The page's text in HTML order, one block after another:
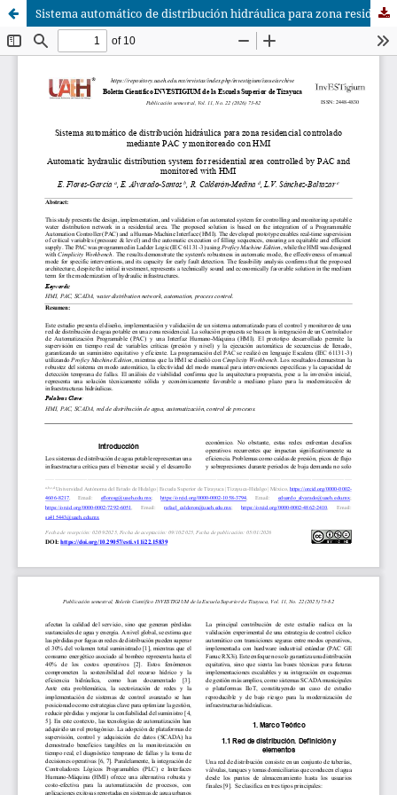
Sistema automático de distribución hidráulica para zona residencial controlado mediante PAC y monitoreado con HMI